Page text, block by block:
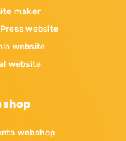
maker
website
website
website
webshop